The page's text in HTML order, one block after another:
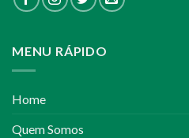
MENU RÁPIDO
Home
Quem Somos